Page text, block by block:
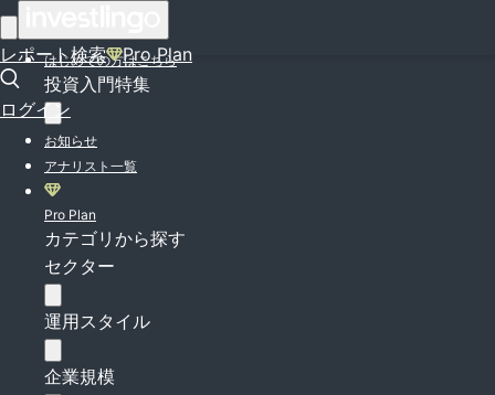
レポート検索 Pro Plan
ログイン
はじめての方はこちら
投資入門特集
お知らせ
アナリスト一覧
Pro Plan
カテゴリから探す
セクター
運用スタイル
企業規模